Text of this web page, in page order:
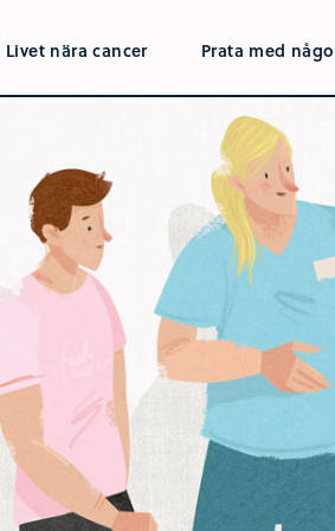
Livet nära cancer Prata med